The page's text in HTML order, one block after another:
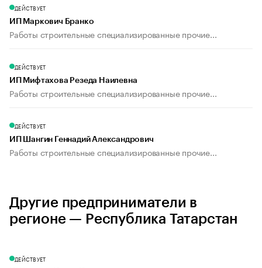
ДЕЙСТВУЕТ
ИП Маркович Бранко
Работы строительные специализированные прочие...
ДЕЙСТВУЕТ
ИП Мифтахова Резеда Наилевна
Работы строительные специализированные прочие...
ДЕЙСТВУЕТ
ИП Шангин Геннадий Александрович
Работы строительные специализированные прочие...
Другие предприниматели в
регионе — Республика Татарстан
ДЕЙСТВУЕТ